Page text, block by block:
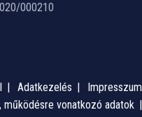
000210
Adatkezelés
Impresszum
működésre vonatkozó adatok